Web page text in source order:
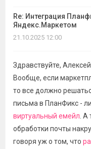
Re: Интеграция
Яндекс.Маркетом
21.10.2025 12:00
Здравствуйте,
Вообще, если
то все должно
письма в ПланФикс -
виртуальный емейл .
обработки почты
говоря уж о том, что